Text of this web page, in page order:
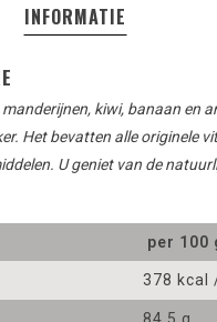
INFORMATIE
kiwi, banaan en
. Het bevatten alle originele
. U geniet van de
per 100
378 kcal